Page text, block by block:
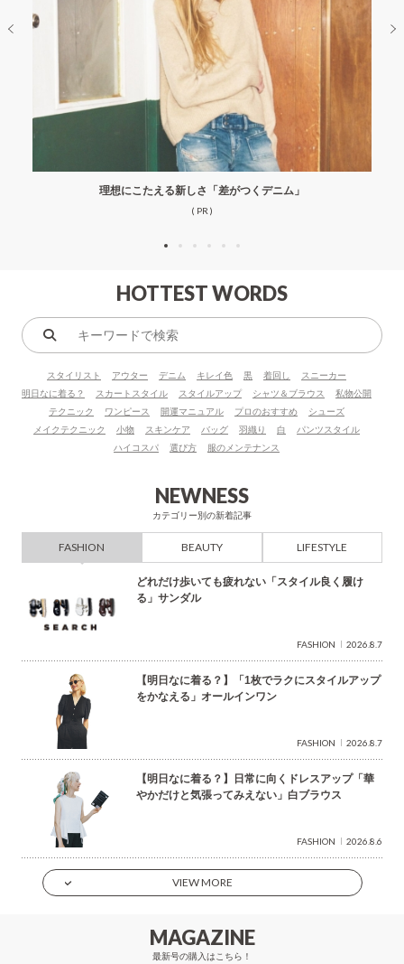
理想にこたえる新しさ「差がつくデニム」
( PR )
HOTTEST WORDS
キ
ワ
ー
ド
で
スタイリスト アウター デニム キレイ色 黒 着回し
スニーカー
明日なに着る？
スカートスタイル スタイルアップ シャツ＆ブラウス
私物公開
テクニック
ワンピース 開運マニュアル プロのおすすめ
シューズ
メイクテクニック
小物 スキンケア バッグ 羽織り 白
パンツスタイル
ハイコスパ
選び方 服のメンテナンス
NEWNESS
カテゴリー別の新着記事
FASHION BEAUTY LIFESTYLE
どれだけ歩いても疲れない「スタイル良く履け
る」サンダル
FASHION 2026.8.7
【明日なに着る？】「1枚でラクにスタイルアップ
をかなえる」オールインワン
FASHION 2026.8.7
【明日なに着る？】日常に向くドレスアップ「華
やかだけと気張ってみえない」白ブラウス
FASHION 2026.8.6
VIEW MORE
MAGAZINE
最新号の購入はこちら！